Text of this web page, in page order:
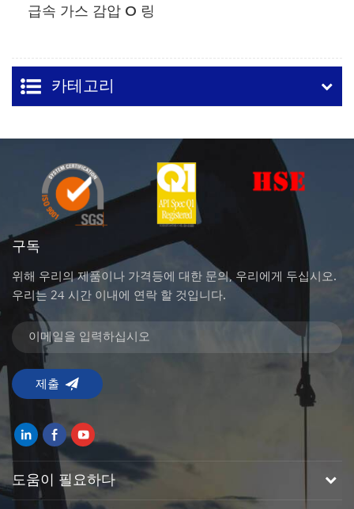
급속 가스 감압 O 링
카테고리
구독
위해 우리의 제품이나 가격등에 대한 문의, 우리에게 두십시오.
우리는 24 시간 이내에 연락 할 것입니다.
도움이 필요하다